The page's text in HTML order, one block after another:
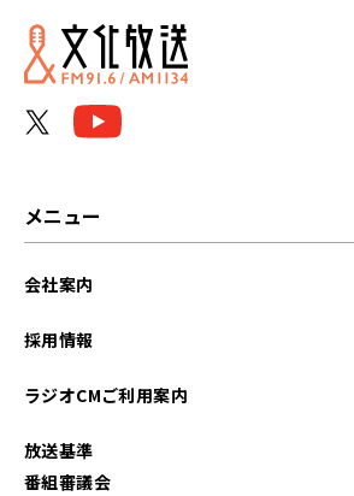
2025年11月
メニュー
会社案内
採用情報
ラジオCMご利用案内
放送基準
番組審議会